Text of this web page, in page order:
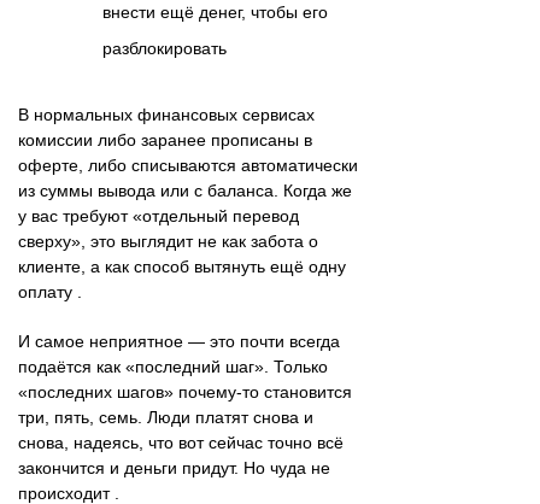
внести ещё денег, чтобы его
разблокировать
В нормальных финансовых сервисах
комиссии либо заранее прописаны в
оферте, либо списываются автоматически
из суммы вывода или с баланса. Когда же
у вас требуют «отдельный перевод
сверху», это выглядит не как забота о
клиенте, а как способ вытянуть ещё одну
оплату .
И самое неприятное — это почти всегда
подаётся как «последний шаг». Только
«последних шагов» почему-то становится
три, пять, семь. Люди платят снова и
снова, надеясь, что вот сейчас точно всё
закончится и деньги придут. Но чуда не
происходит .